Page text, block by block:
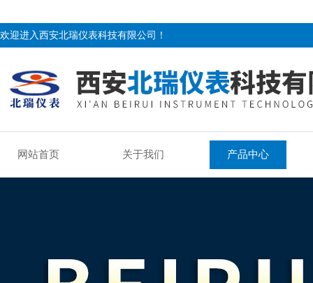
欢迎进入西安北瑞仪表科技有限公司！
网站首页 关于我们 产品中心